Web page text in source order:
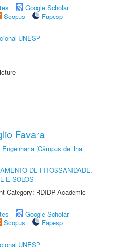
Google Scholar
Scopus
Fapesp
UNESP
Favara
Engenharia (Câmpus de Ilha
DE FITOSSANIDADE,
E SOLOS
Category: RDIDP Academic
Google Scholar
Scopus
Fapesp
UNESP